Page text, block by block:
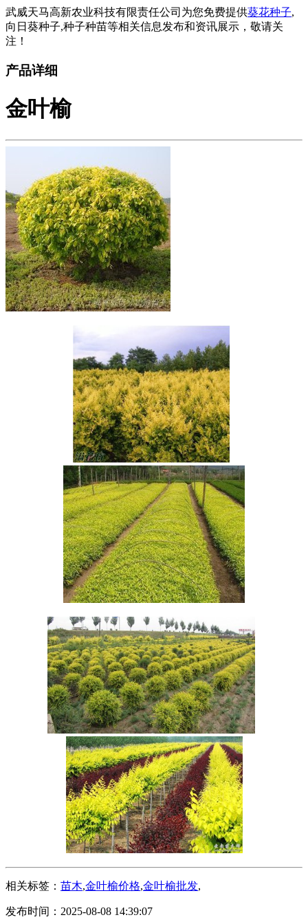
武威天马高新农业科技有限责任公司为您免费提供葵花种子,
向日葵种子,种子种苗等相关信息发布和资讯展示，敬请关
注！
产品详细
金叶榆
相关标签： 苗木,金叶榆价格,金叶榆批发,
发布时间：2025-08-08 14:39:07